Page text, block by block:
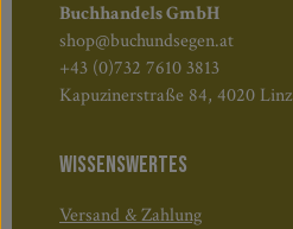
Buchhandels GmbH
shop@buchundsegen.at
+43 (0)732 7610 3813
Kapuzinerstraße 84, 4020 Linz
WISSENSWERTES
Versand & Zahlung